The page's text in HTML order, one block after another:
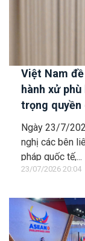
Việt Nam
hành xử
trọng quyền
với vùng
quốc gia
Ngày 23/7/
nghị các bên
pháp quốc tế,...
23/07/2026 20:04